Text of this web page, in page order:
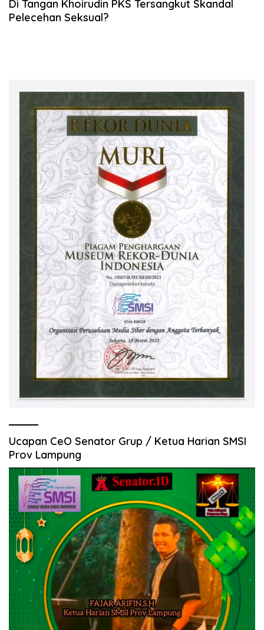
Di Tangan Khoirudin PKS Tersangkut Skandal
Pelecehan Seksual?
Ucapan CeO Senator Grup / Ketua Harian SMSI
Prov Lampung